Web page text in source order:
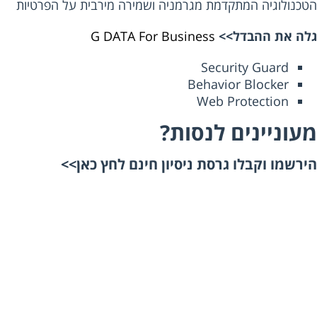
המתקדמת מגרמניה ושמירה מירבית על הפרטיות
את ההבדל>> G DATA For Business
Security Guard
Behavior Blocker
Web Protection
לנסות?
וקבלוגרסת ניסיון חינם לחץ כאן>>